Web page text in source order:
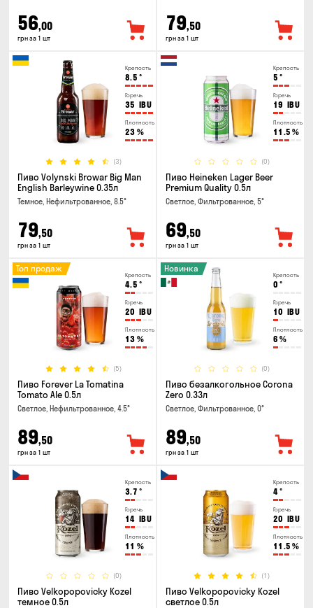
56,00
грн за 1 шт
79,50
грн за 1 шт
Крепость
8.5 °
Горечь
35 IBU
Плотность
23 %
(3)
Пиво Volynski Browar Big Man
English Barleywine 0.35л
Темное, Нефильтрованное, 8.5°
79,50
грн за 1 шт
Крепость
5 °
Горечь
19 IBU
Плотность
11.5 %
(0)
Пиво Heineken Lager Beer
Premium Quality 0.5л
Светлое, Фильтрованное, 5°
69,50
грн за 1 шт
Крепость
4.5 °
Горечь
20 IBU
Плотность
13 %
(5)
Топ продаж
Пиво Forever La Tomatina
Tomato Ale 0.5л
Светлое, Нефильтрованное, 4.5°
89,50
грн за 1 шт
Крепость
0 °
Горечь
10 IBU
Плотность
6 %
(0)
Новинка
Пиво безалкогольное Corona
Zero 0.33л
Светлое, Фильтрованное, 0°
89,50
грн за 1 шт
Крепость
3.7 °
Горечь
14 IBU
Плотность
11 %
(0)
Пиво Velkopopovicky Kozel
темное 0.5л
Крепость
4°
Горечь
20 IBU
Плотность
11.5 %
(1)
Пиво Velkopopovicky Kozel
светлое 0.5л